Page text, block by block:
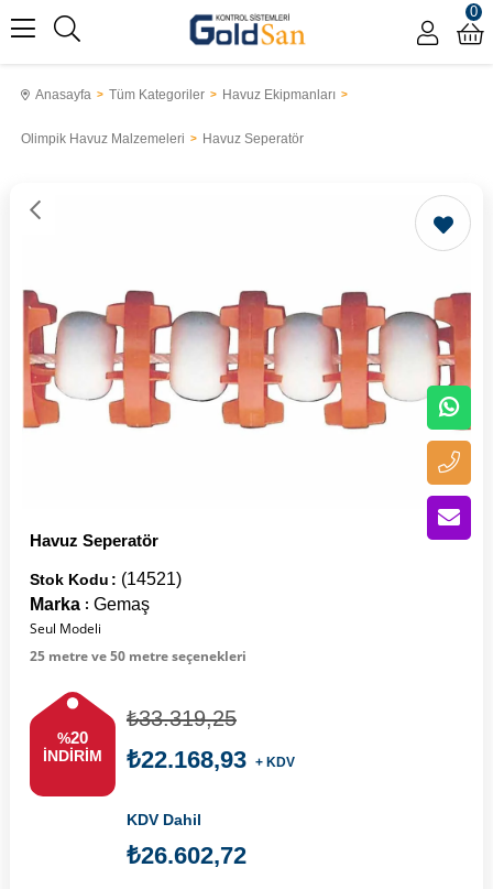
0
Anasayfa Tüm Kategoriler Havuz Ekipmanları
Olimpik Havuz Malzemeleri Havuz Seperatör
Havuz Seperatör
(14521)
Stok Kodu
Marka : Gemaş
Seul Modeli
25 metre ve 50 metre seçenekleri
%20
İNDIRIM
₺33.319,25
₺22.168,93 + KDV
KDV Dahil
₺26.602,72